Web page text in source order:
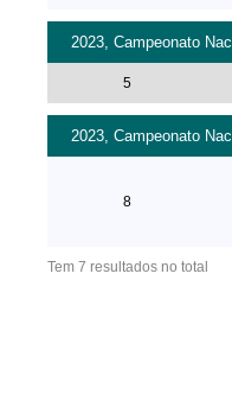
2023, Campeonato
5
2023, Campeonato
8
Tem 7 resultados no total